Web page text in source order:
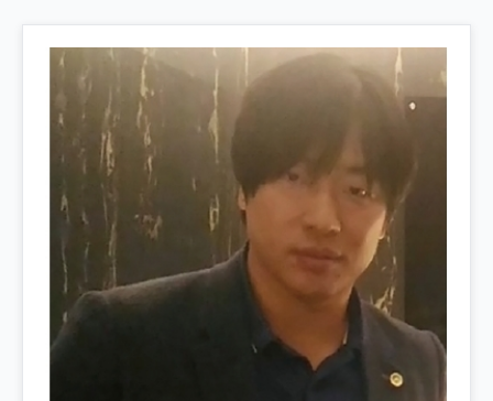
五十肩
猫背・姿勢矯正
椎間板ヘルニア
全国の店舗一覧KAMEIDO AREA
亀戸の2院から、
あなたの一院を。